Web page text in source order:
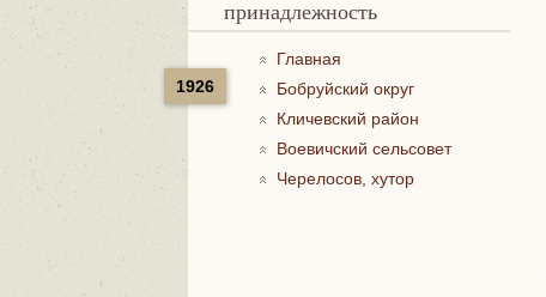
принадлежность
1926
Главная
Бобруйский округ
Кличевский район
Воевичский сельсовет
Черелосов, хутор